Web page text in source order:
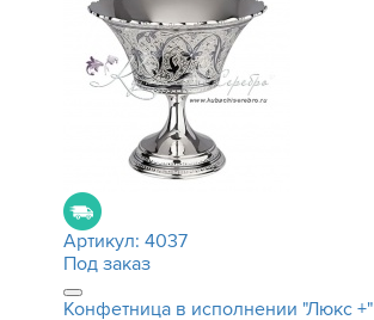
Артикул: 4037
Под заказ
Конфетница в исполнении "Люкс +"